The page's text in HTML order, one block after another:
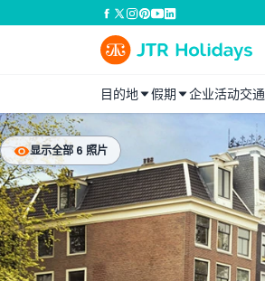
目的地 假期 企业活动交通
显示全部 6 照片